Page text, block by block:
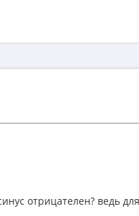
отрицателен? ведь